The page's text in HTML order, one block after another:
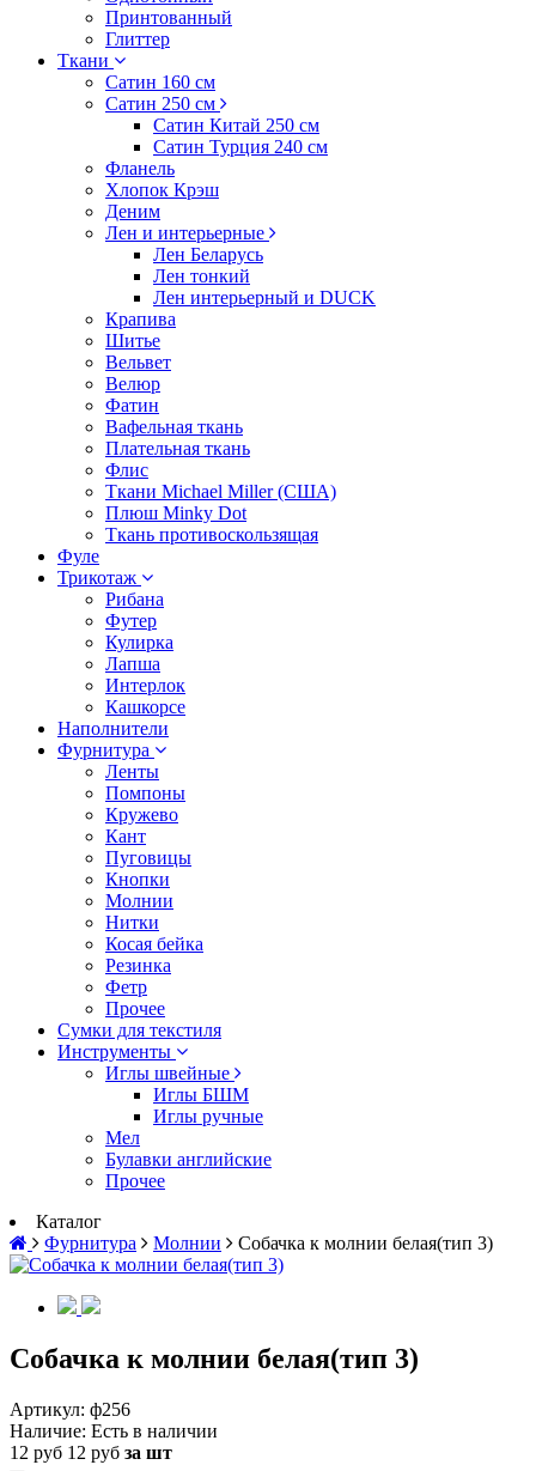
Принтованный
Глиттер
Ткани
Сатин 160 см
Сатин 250 см
Сатин Китай 250 см
Сатин Турция 240 см
Фланель
Хлопок Крэш
Деним
Лен и интерьерные
Лен Беларусь
Лен тонкий
Лен интерьерный и DUCK
Крапива
Шитье
Вельвет
Велюр
Фатин
Вафельная ткань
Плательная ткань
Флис
Ткани Michael Miller (США)
Плюш Minky Dot
Ткань противоскользящая
Фуле
Трикотаж
Рибана
Футер
Кулирка
Лапша
Интерлок
Кашкорсе
Наполнители
Фурнитура
Ленты
Помпоны
Кружево
Кант
Пуговицы
Кнопки
Молнии
Нитки
Косая бейка
Резинка
Фетр
Прочее
Сумки для текстиля
Инструменты
Иглы швейные
Иглы БШМ
Иглы ручные
Мел
Булавки английские
Прочее
Каталог
Фурнитура
Молнии Собачка к молнии белая(тип 3)
Собачка к молнии белая(тип 3)
Артикул: ф256
Наличие: Есть в наличии
12 руб 12 руб за шт